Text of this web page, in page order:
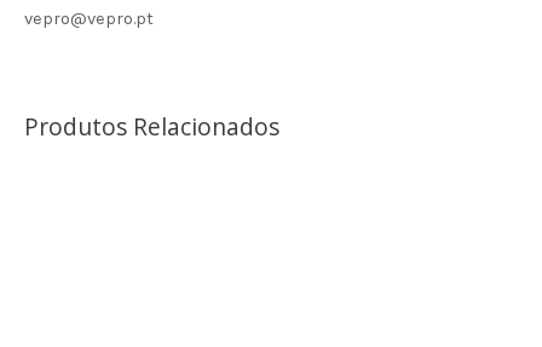
vepro@vepro.pt
Produtos Relacionados